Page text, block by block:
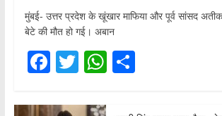
मुंबई- उत्तर प्रदेश के खूंखार माफिया और पूर्व सांसद
बेटे की मौत हो गई। अबान
F
c
T
itt
W S
ar